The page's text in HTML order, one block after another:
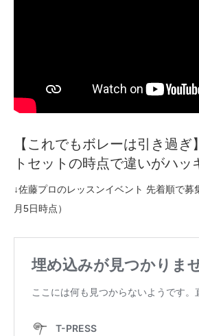
【これでもボレーは引き過ぎ
トセットの時点で違いがハッ
↓佐藤プロのレッスンイベント 先着順で
月5日時点）